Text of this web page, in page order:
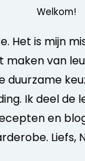
Welkom!
Het is mijn
maken van
duurzame
Ik deel de
en
Liefs,